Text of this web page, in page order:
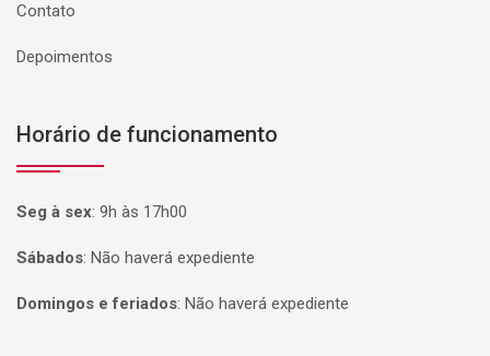
Contato
Depoimentos
Horário de funcionamento
Seg à sex: 9h às 17h00
Sábados: Não haverá expediente
Domingos e feriados: Não haverá expediente